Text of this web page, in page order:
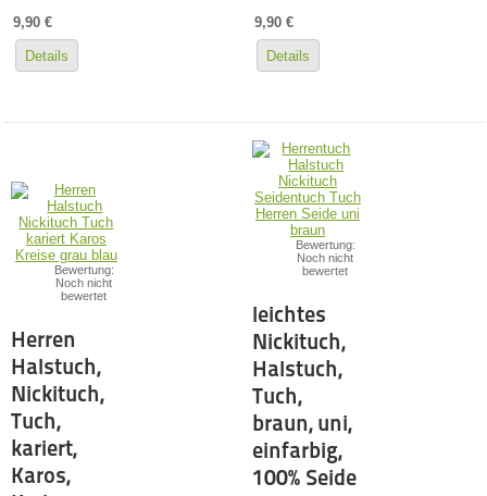
9,90 €
Details
9,90 €
Details
Bewertung:
Noch nicht
bewertet
Herren
Halstuch,
Nickituch,
Tuch,
kariert,
Karos,
Bewertung:
Noch nicht
bewertet
leichtes
Nickituch,
Halstuch,
Tuch,
braun, uni,
einfarbig,
100% Seide